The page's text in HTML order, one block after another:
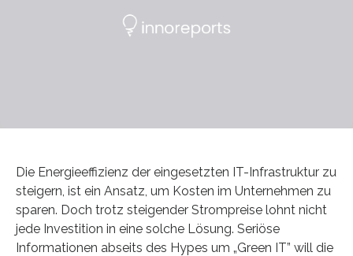
Die Energieeffizienz der eingesetzten IT-Infrastruktur zu
steigern, ist ein Ansatz, um Kosten im Unternehmen zu
sparen. Doch trotz steigender Strompreise lohnt nicht
jede Investition in eine solche Lösung. Seriöse
Informationen abseits des Hypes um „Green IT” will die